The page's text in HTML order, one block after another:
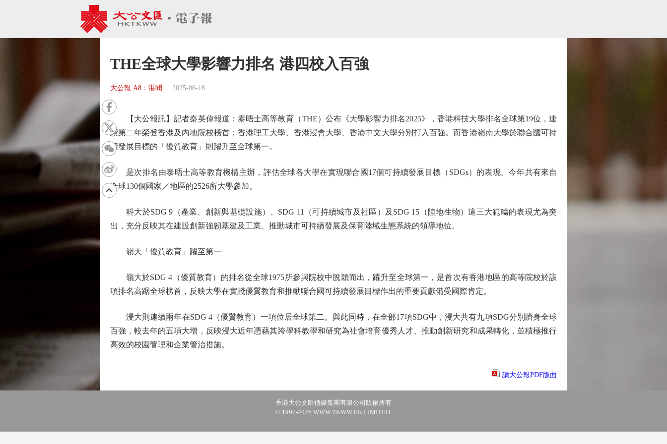
THE全球大學影響力排名 港四校入百強
大公報 A8：港聞 2025-06-18
【大公報訊】記者秦英偉報道：泰晤士高等教育（THE）公布《大學影響力排名2025》，香港科技大學排名全球第19位，連
續第二年榮登香港及內地院校榜首；香港理工大學、香港浸會大學、香港中文大學分別打入百強。而香港嶺南大學於聯合國可持
續發展目標的「優質教育」則躍升至全球第一。
是次排名由泰晤士高等教育機構主辦，評估全球各大學在實現聯合國17個可持續發展目標（SDGs）的表現。今年共有來自
全球130個國家／地區的2526所大學參加。
科大於SDG 9（產業、創新與基礎設施）、SDG 11（可持續城市及社區）及SDG 15（陸地生物）這三大範疇的表現尤為突
出，充分反映其在建設創新強韌基建及工業、推動城市可持續發展及保育陸域生態系統的領導地位。
嶺大「優質教育」躍至第一
嶺大於SDG 4（優質教育）的排名從全球1975所參與院校中脫穎而出，躍升至全球第一，是首次有香港地區的高等院校於該
項排名高踞全球榜首，反映大學在實踐優質教育和推動聯合國可持續發展目標作出的重要貢獻備受國際肯定。
浸大則連續兩年在SDG 4（優質教育）一項位居全球第二。與此同時，在全部17項SDG中，浸大共有九項SDG分別躋身全球
百強，較去年的五項大增，反映浸大近年憑藉其跨學科教學和研究為社會培育優秀人才、推動創新研究和成果轉化，並積極推行
高效的校園管理和企業管治措施。
讀大公報PDF版面
香港大公文匯傳媒集團有限公司版權所有
© 1997-2026 WWW.TKWW.HK LIMITED.